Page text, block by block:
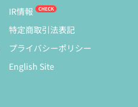
IR情報
特定商取引法表記
プライバシーポリシー
English Site